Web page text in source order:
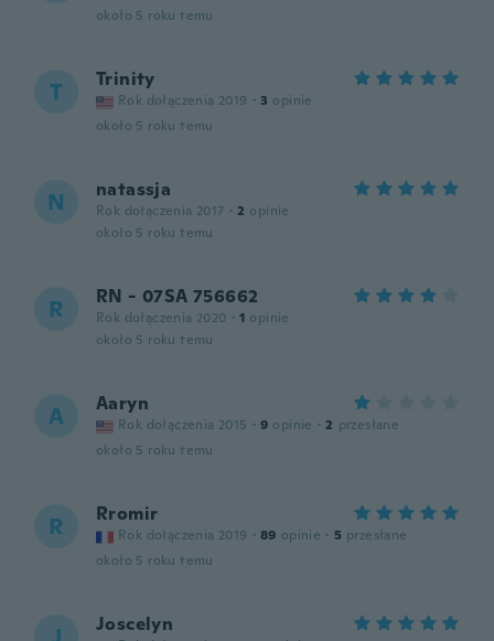
około 5 roku temu
T Trinity
Rok dołączenia 2019 · 3 opinie
około 5 roku temu
N natassja
Rok dołączenia 2017 · 2 opinie
około 5 roku temu
R RN - 07SA 756662
Rok dołączenia 2020 · 1 opinie
około 5 roku temu
A Aaryn
Rok dołączenia 2015 · 9 opinie · 2 przesłane
około 5 roku temu
R Rromir
Rok dołączenia 2019 · 89 opinie · 5 przesłane
około 5 roku temu
Joscelyn